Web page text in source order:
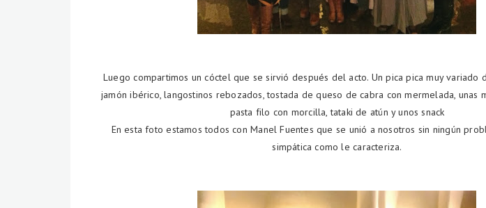
Luego compartimos un cóctel que se sirvió después del acto. Un pica pica muy variado
jamón ibérico, langostinos rebozados, tostada de queso de cabra con mermelada, unas
pasta filo con morcilla, tataki de atún y unos snack
En esta foto estamos todos con Manel Fuentes que se unió a nosotros sin ningún
simpática como le caracteriza.